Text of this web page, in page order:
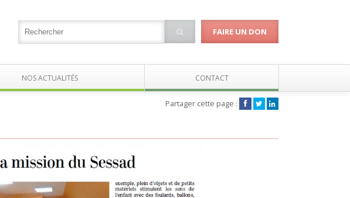
FAIRE UN DON
NOS ACTUALITÉS CONTACT
Partager cette page :